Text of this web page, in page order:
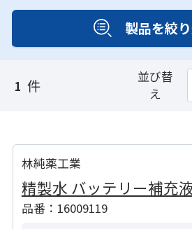
製品を絞
1 件
並び替
え
林純薬工業
精製水 バッテリー補充
品番：16009119